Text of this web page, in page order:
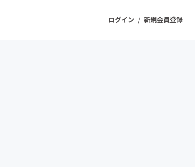
ログイン / 新規会員登録